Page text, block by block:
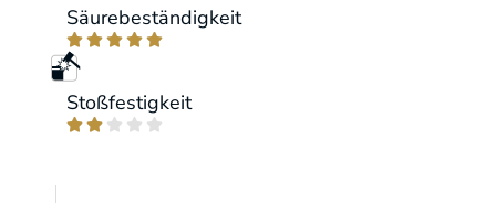
Säurebeständigkeit
    
Stoßfestigkeit
    